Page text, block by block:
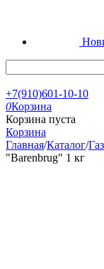
+7(910)601-10-10
0Корзина
Корзина пуста
Корзина
Главная/Каталог/
"Barenbrug" 1 кг